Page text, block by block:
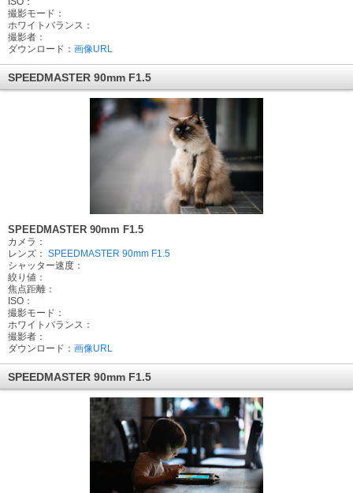
撮影モード：
ホワイトバランス：
撮影者：
ダウンロード： 画像URL
SPEEDMASTER 90mm F1.5
SPEEDMASTER 90mm F1.5
カメラ：
レンズ： SPEEDMASTER 90mm F1.5
シャッター速度：
絞り値：
焦点距離：
ISO：
撮影モード：
ホワイトバランス：
撮影者：
ダウンロード： 画像URL
SPEEDMASTER 90mm F1.5